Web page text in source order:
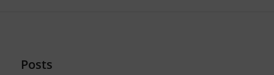
Posts